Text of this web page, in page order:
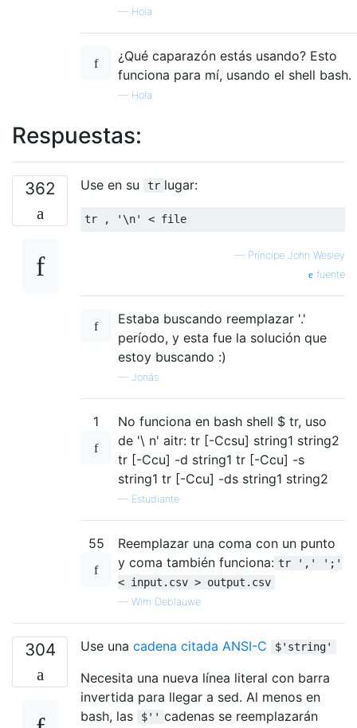
— Hola
¿Qué caparazón estás usando? Esto
funciona para mí, usando el shell bash.
— Hola
Respuestas:
362 Use en su tr lugar:
— Príncipe John Wesley
fuente
Estaba buscando reemplazar '.'
período, y esta fue la solución que
estoy buscando :)
— Jonás
1
No funciona en bash shell $ tr, uso
de '\ n' aitr: tr [-Ccsu] string1 string2
tr [-Ccu] -d string1 tr [-Ccu] -s
string1 tr [-Ccu] -ds string1 string2
— Estudiante
55
Reemplazar una coma con un punto
y coma también funciona: tr ',' ';'
< input.csv > output.csv
— Wim Deblauwe
304 Use una cadena citada ANSI-C $'string'
Necesita una nueva línea literal con barra
invertida para llegar a sed. Al menos en
bash, las
$'' cadenas se reemplazarán